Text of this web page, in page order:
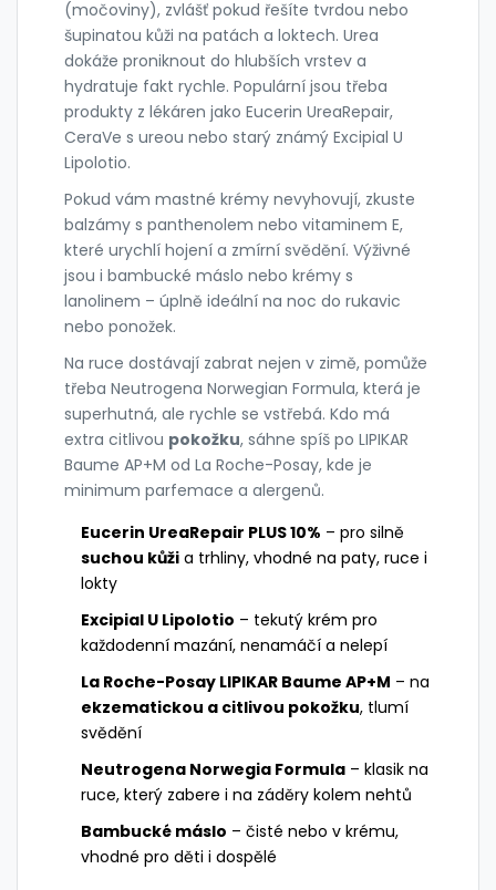
(močoviny), zvlášť pokud řešíte tvrdou nebo
šupinatou kůži na patách a loktech. Urea
dokáže proniknout do hlubších vrstev a
hydratuje fakt rychle. Populární jsou třeba
produkty z lékáren jako Eucerin UreaRepair,
CeraVe s ureou nebo starý známý Excipial U
Lipolotio.
Pokud vám mastné krémy nevyhovují, zkuste
balzámy s panthenolem nebo vitaminem E,
které urychlí hojení a zmírní svědění. Výživné
jsou i bambucké máslo nebo krémy s
lanolinem – úplně ideální na noc do rukavic
nebo ponožek.
Na ruce dostávají zabrat nejen v zimě, pomůže
třeba Neutrogena Norwegian Formula, která je
superhutná, ale rychle se vstřebá. Kdo má
extra citlivou pokožku, sáhne spíš po LIPIKAR
Baume AP+M od La Roche-Posay, kde je
minimum parfemace a alergenů.
Eucerin UreaRepair PLUS 10% – pro silně
suchou kůži a trhliny, vhodné na paty, ruce i
lokty
Excipial U Lipolotio – tekutý krém pro
každodenní mazání, nenamáčí a nelepí
La Roche-Posay LIPIKAR Baume AP+M – na
ekzematickou a citlivou pokožku, tlumí
svědění
Neutrogena Norwegia Formula – klasik na
ruce, který zabere i na záděry kolem nehtů
Bambucké máslo – čisté nebo v krému,
vhodné pro děti i dospělé